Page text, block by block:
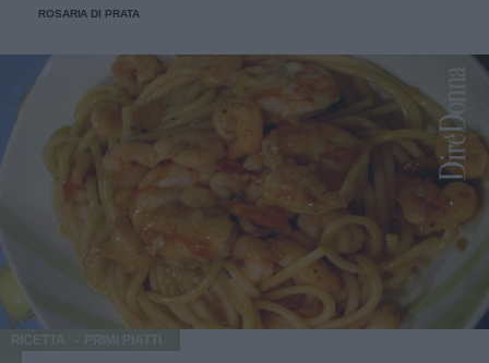
ROSARIA DI PRATA
RICETTA